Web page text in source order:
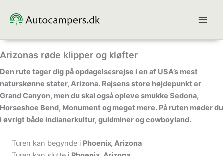
Arizonas røde klipper og kløfter
Den rute tager dig på opdagelsesrejse i en af USA’s mest
naturskønne stater, Arizona. Rejsens store højdepunkt er
Grand Canyon, men du skal også opleve smukke Sedona,
Horseshoe Bend, Monument og meget mere. På ruten møder du
i øvrigt både indianerkultur, guldminer og cowboyland.
Turen kan begynde i Phoenix, Arizona